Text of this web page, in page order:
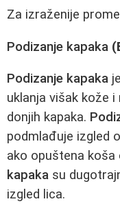
Za izraženije
Podizanje kapaka
Podizanje kapaka
uklanja višak kože
donjih kapaka.
podmlađuje izgled
ako opuštena
kapaka su
izgled lica.